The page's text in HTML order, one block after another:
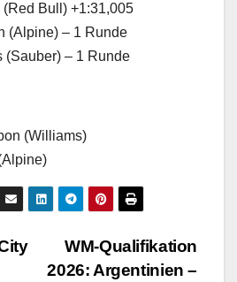
(Red Bull) +1:31,005
(Alpine) – 1 Runde
(Sauber) – 1 Runde
(Williams)
WM-Qualifikation
2026: Argentinien –